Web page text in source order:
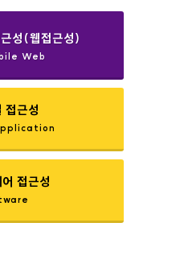
성(웹접근성)
Web
접근성
접근성